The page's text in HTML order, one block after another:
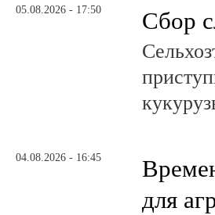
05.08.2026 - 17:50 Сбор
04.08.2026 - 16:45
для